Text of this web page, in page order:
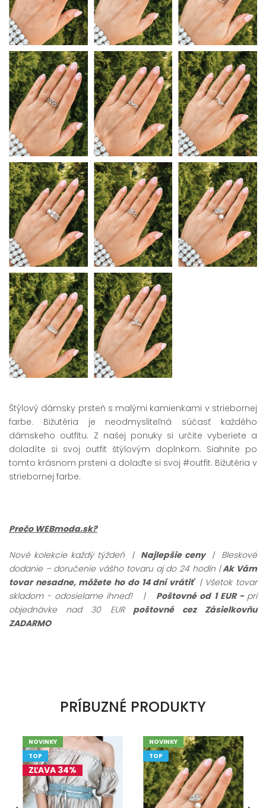
Štýlový dámsky prsteň s malými kamienkami v striebornej
farbe. Bižutéria je neodmysliteľná súčasť každého
dámskeho outfitu. Z našej ponuky si určite vyberiete a
doladíte si svoj outfit štýlovým doplnkom. Siahnite po
tomto krásnom prsteni a dolaďte si svoj #outfit. Bižutéria v
striebornej farbe.
Prečo WEBmoda.sk?
Nové kolekcie každý týždeň |Najlepšie ceny | Bleskové
dodanie – doručenie vášho tovaru aj do 24 hodín |Ak Vám
tovar nesadne, môžete ho do 14 dní vrátiť | Všetok tovar
skladom - odosielame ihneď!
| Poštovné od 1 EUR - pri
objednávke nad 30 EURpoštovné cez Zásielkovňu
ZADARMO
PRÍBUZNÉ PRODUKTY
NOVINKY
TOP
ZĽAVA 34%
NOVINKY
TOP